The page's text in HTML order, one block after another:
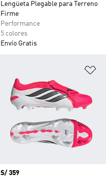
Lengüeta Plegable para Terreno
Firme
Performance
5 colores
Envío Gratis
Precio
S/ 359